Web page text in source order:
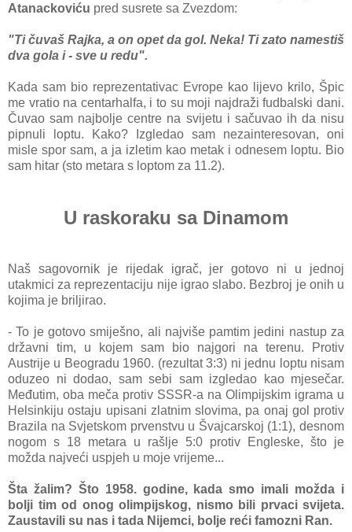
Atanackoviću pred susrete sa Zvezdom:
"Ti čuvaš Rajka, a on opet da gol. Neka! Ti zato namestiš
dva gola i - sve u redu".
Kada sam bio reprezentativac Evrope kao lijevo krilo, Špic
me vratio na centarhalfa, i to su moji najdraži fudbalski dani.
Čuvao sam najbolje centre na svijetu i sačuvao ih da nisu
pipnuli loptu. Kako? Izgledao sam nezainteresovan, oni
misle spor sam, a ja izletim kao metak i odnesem loptu. Bio
sam hitar (sto metara s loptom za 11.2).
U raskoraku sa Dinamom
Naš sagovornik je rijedak igrač, jer gotovo ni u jednoj
utakmici za reprezentaciju nije igrao slabo. Bezbroj je onih u
kojima je briljirao.
- To je gotovo smiješno, ali najviše pamtim jedini nastup za
državni tim, u kojem sam bio najgori na terenu. Protiv
Austrije u Beogradu 1960. (rezultat 3:3) ni jednu loptu nisam
oduzeo ni dodao, sam sebi sam izgledao kao mjesečar.
Međutim, oba meča protiv SSSR-a na Olimpijskim igrama u
Helsinkiju ostaju upisani zlatnim slovima, pa onaj gol protiv
Brazila na Svjetskom prvenstvu u Švajcarskoj (1:1), desnom
nogom s 18 metara u rašlje 5:0 protiv Engleske, što je
možda najveći uspjeh u moje vrijeme...
Šta žalim? Što 1958. godine, kada smo imali možda i
bolji tim od onog olimpijskog, nismo bili prvaci svijeta.
Zaustavili su nas i tada Nijemci, bolje reći famozni Ran.